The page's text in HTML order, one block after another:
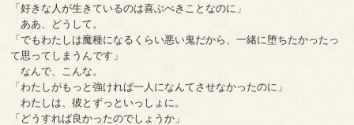
「好きな人が生きているのは喜ぶべきことなのに」
ああ、どうして。
「でもわたしは魔種になるくらい悪い鬼だから、一緒に堕ちたかったっ
て思ってしまうんです」
なんで、こんな。
「わたしがもっと強ければ一人になんてさせなかったのに」
わたしは、彼とずっといっしょに。
「どうすれば良かったのでしょうか」